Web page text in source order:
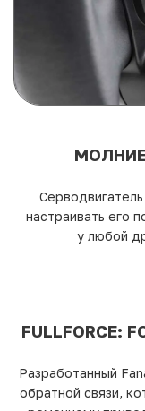
настраивать его
у любой
FULLFORCE:
Разработанный
обратной связи,